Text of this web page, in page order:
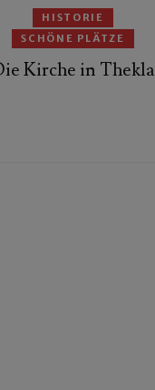
HISTORIE
SCHÖNE PLÄTZE
Kirche in Thekla